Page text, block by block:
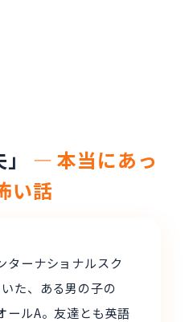
― 本当にあっ
い話
ターナショナルスク
た、ある男の子の
ールA。友達とも英語